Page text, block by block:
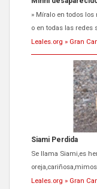
Se llama Siami,es
Leales.org » Gran
ADOPCIÓN
El ayuntamiento se
próximos días, ella
Leales.org » Gran